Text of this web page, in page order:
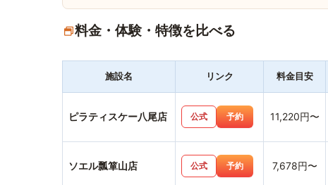
料金・体験・特徴を比べる
施設名 リンク 料金目安
ピラティスケー八尾店 公式 予約 11,220円〜
ソエル瓢箪山店 公式 予約 7,678円〜